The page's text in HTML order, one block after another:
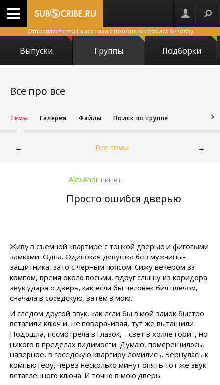
Отправляет email-рассылки с помощью сервиса Sendsay
Выпуски Группы Подборки
Все про все
Темы Галерея Файлы Поиск по группе
← Все темы →
AlexAndr пишет:
Просто ошибся дверью
Живу в съемной квартире с тонкой дверью и фиговыми
замками. Одна. Одинокая девушка без мужчины-
защитника, зато с черным поясом. Сижу вечером за
компом, время около восьми, вдруг слышу из коридора
звук удара о дверь, как если бы человек бил плечом,
сначала в соседскую, затем в мою.
И следом другой звук, как если бы в мой замок быстро
вставили ключ и, не поворачивая, тут же вытащили.
Подошла, посмотрела в глазок, - свет в холле горит, но
никого в пределах видимости. Думаю, померещилось,
наверное, в соседскую квартиру ломились. Вернулась к
компьютеру, через несколько минут опять тот же звук
вставленного ключа. И точно в мою дверь.